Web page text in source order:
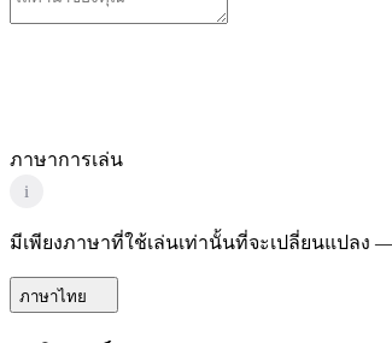
ภาษาการเล่น
i
มีเพียงภาษาที่ใช้เล่นเท่านั้นที่จะเปลี่ยนแปลง
ภาษาไทย